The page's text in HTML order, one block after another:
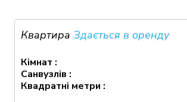
Квартира Здається в оренду
Кімнат :
Санвузлів :
Квадратні метри :